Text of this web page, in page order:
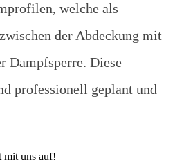
welche als
der Abdeckung mit
Dampfsperre. Diese
professionell geplant und
mit uns auf!